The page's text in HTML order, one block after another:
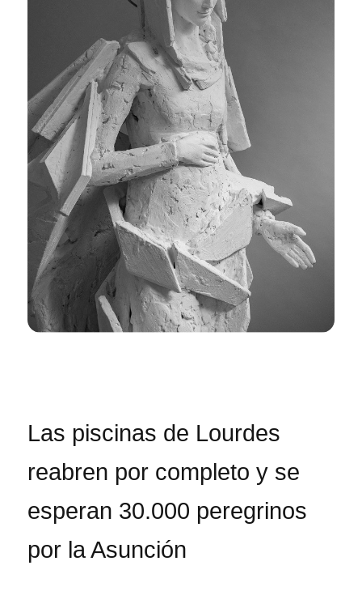
Las piscinas de Lourdes
reabren por completo y se
esperan 30.000 peregrinos
por la Asunción